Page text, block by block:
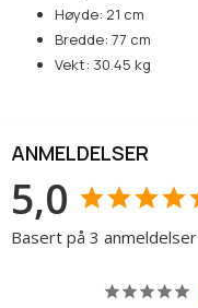
Høyde: 21 cm
Bredde: 77 cm
Vekt: 30.45 kg
ANMELDELSER
5,0
Basert på 3 anmeldelser